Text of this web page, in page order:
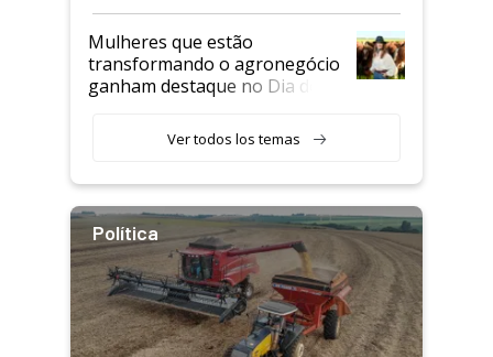
Mulheres que estão
transformando o agronegócio
ganham destaque no Dia do
Ver todos los temas
Política